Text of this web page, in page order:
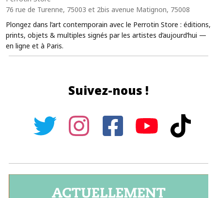
76 rue de Turenne, 75003 et 2bis avenue Matignon, 75008
Plongez dans l’art contemporain avec le Perrotin Store : éditions,
prints, objets & multiples signés par les artistes d’aujourd’hui —
en ligne et à Paris.
Suivez-nous !